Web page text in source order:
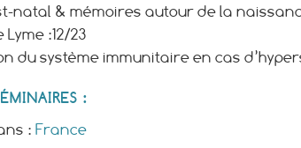
natal & mémoires autour de la
Lyme :12/23
du système immunitaire en cas
:
: France